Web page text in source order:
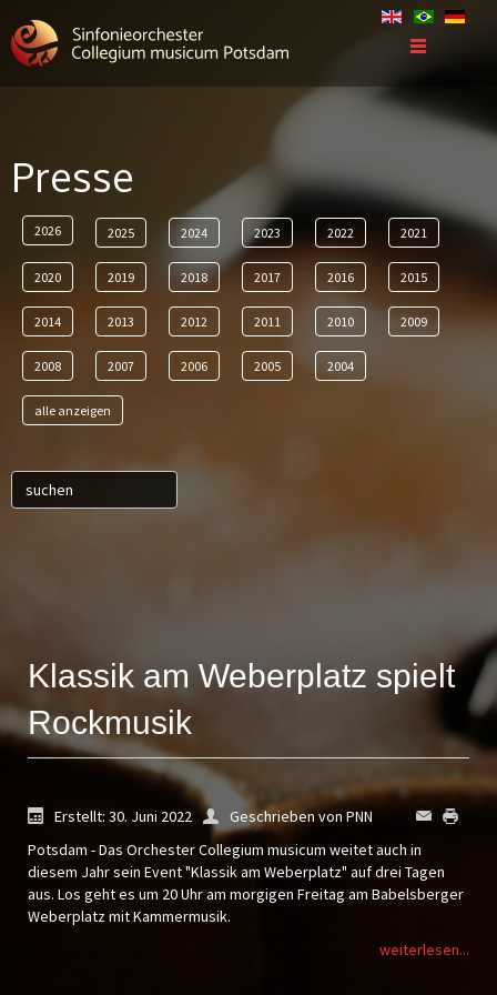
Presse
2026 2025 2024 2023 2022 2021
2020 2019 2018 2017 2016 2015
2014 2013 2012 2011 2010 2009
2008 2007 2006 2005 2004
alle anzeigen
Klassik am Weberplatz spielt
Rockmusik
Erstellt: 30. Juni 2022
Geschrieben von PNN
Potsdam - Das Orchester Collegium musicum weitet auch in
diesem Jahr sein Event "Klassik am Weberplatz" auf drei Tagen
aus. Los geht es um 20 Uhr am morgigen Freitag am Babelsberger
Weberplatz mit Kammermusik.
weiterlesen...